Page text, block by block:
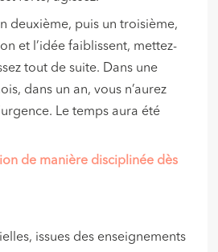
deuxième, puis un troisième,
et l’idée faiblissent, mettez-
tout de suite. Dans une
dans un an, vous n’aurez
Le temps aura été
de manière disciplinée dès
issues des enseignements